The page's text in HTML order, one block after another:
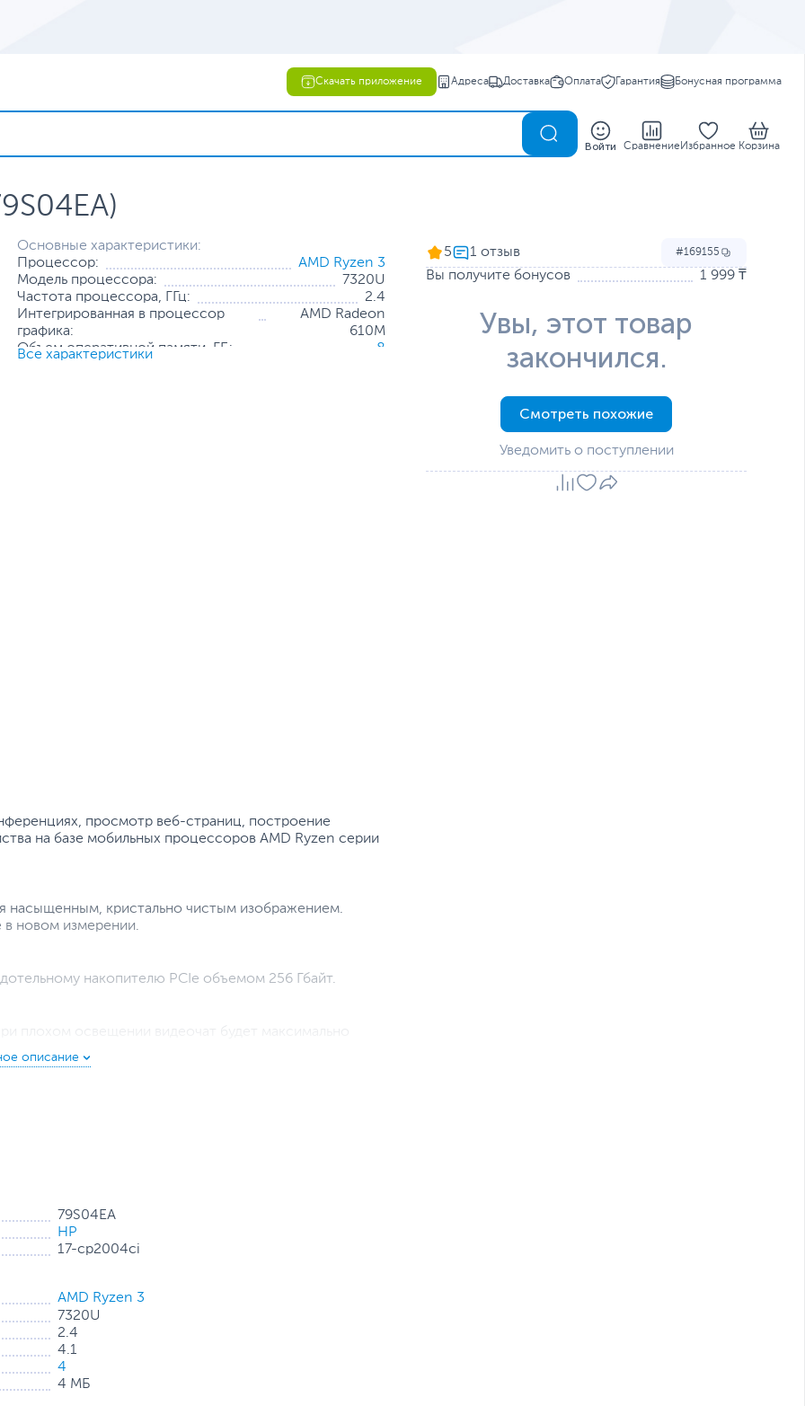
Скачать приложение Адреса Доставка Оплата Гарантия Бонусная программа
Войти Сравнение Избранное Корзина
Основные характеристики:
Процессор:
AMD Ryzen 3
Модель процессора:
7320U
Частота процессора, ГГц:
2.4
Интегрированная в процессор
графика:
AMD Radeon
610M
Объем оперативной памяти, ГБ:
8
Все характеристики
5 169155
Вы получите бонусов 1 999 ₸
Увы, этот товар
закончился.
Смотреть похожие
Уведомить о поступлении
просмотр веб-страниц, построение
на базе мобильных процессоров AMD Ryzen серии
насыщенным, кристально чистым изображением.
новом измерении.
накопителю PCIe объемом 256 Гбайт.
плохом освещении видеочат будет максимально
79S04EA
HP
17-cp2004ci
AMD Ryzen 3
7320U
2.4
4.1
4
4 МБ